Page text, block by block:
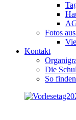
Fotos
Kontakt
Die
So